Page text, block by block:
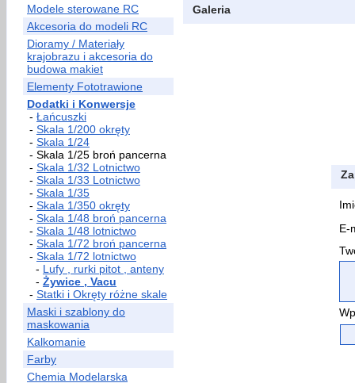
Modele sterowane RC
Akcesoria do modeli RC
Dioramy / Materiały
krajobrazu i akcesoria do
budowa makiet
Elementy Fototrawione
Dodatki i Konwersje
- Łańcuszki
- Skala 1/200 okręty
- Skala 1/24
- Skala 1/25 broń pancerna
- Skala 1/32 Lotnictwo
- Skala 1/33 Lotnictwo
- Skala 1/35
- Skala 1/350 okręty
- Skala 1/48 broń pancerna
- Skala 1/48 lotnictwo
- Skala 1/72 broń pancerna
- Skala 1/72 lotnictwo
- Lufy , rurki pitot , anteny
- Żywice , Vacu
- Statki i Okręty różne skale
Maski i szablony do
maskowania
Kalkomanie
Farby
Chemia Modelarska
Galeria
E-